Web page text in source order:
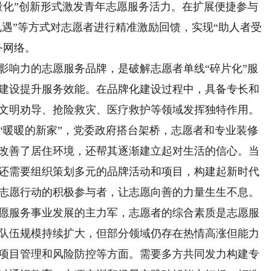
”创新形式激发青年志愿服务活力。在扩展便捷参与
”等方式对志愿者进行精准激励回馈，实现“助人者受
络。
响力的志愿服务品牌，是破解志愿者单线“碎片化”服
设提升服务效能。在品牌化建设过程中，具备专长和
劝导、抢险救灾、医疗救护等领域发挥独特作用。
暖的新家”，党委政府搭台架桥，志愿者和专业装修
善了居住环境，还帮其逐渐建立起对生活的信心。当
需要组织策划多元的品牌活动和项目，构建起新时代
行动的积极参与者，让志愿向善的力量生生不息。
服务事业发展的主力军，志愿者的综合素质是志愿服
伍规模持续扩大，但部分领域仍存在热情高涨但能力
目管理和风险防控等方面。需要多方共同发力构建专